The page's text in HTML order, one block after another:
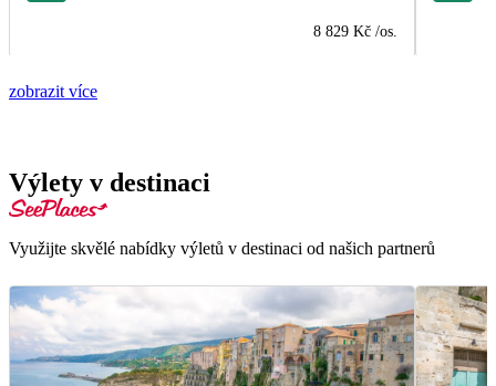
8 829 Kč /os.
zobrazit více
Výlety v destinaci
Využijte skvělé nabídky výletů v destinaci od našich partnerů